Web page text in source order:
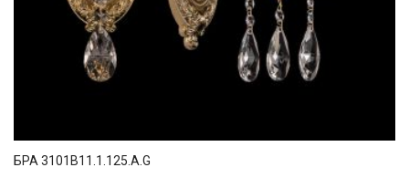
БРА 3101B11.1.125.A.G